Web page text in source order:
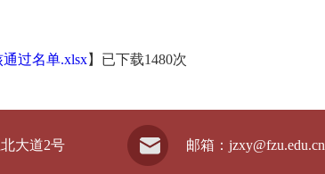
过名单.xlsx】已下载1480次
大道2号 邮箱：jzxy@fzu.edu.cn